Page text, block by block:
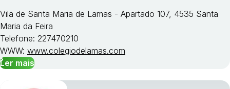
Vila de Santa Maria de Lamas - Apartado 107, 4535 Santa
Maria da Feira
Telefone: 227470210
WWW: www.colegiodelamas.com
Ler mais